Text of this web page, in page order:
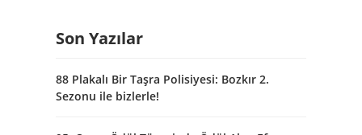
Son Yazılar
88 Plakalı Bir Taşra Polisiyesi: Bozkır 2.
Sezonu ile bizlerle!